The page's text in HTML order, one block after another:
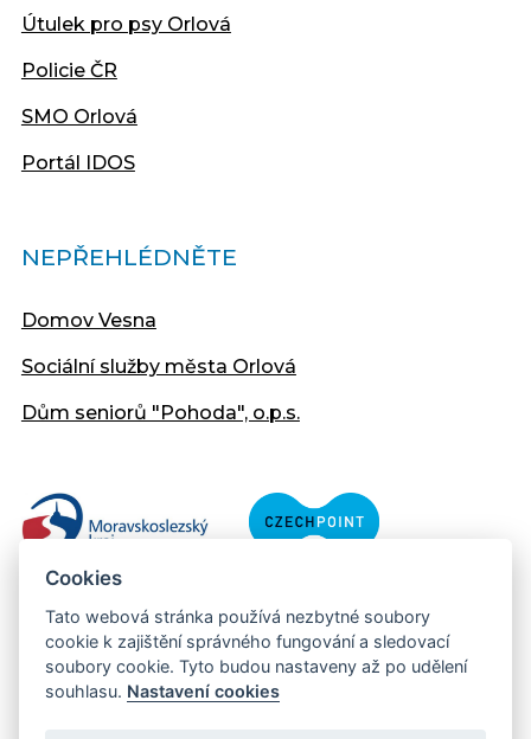
Útulek pro psy Orlová
Policie ČR
SMO Orlová
Portál IDOS
NEPŘEHLÉDNĚTE
Domov Vesna
Sociální služby města Orlová
Dům seniorů "Pohoda", o.p.s.
Copyright © 2013 - 2026 Městský úřad Orlová
Cookies
Tato webová stránka používá nezbytné soubory
cookie k zajištění správného fungování a sledovací
soubory cookie. Tyto budou nastaveny až po udělení
souhlasu. Nastavení cookies